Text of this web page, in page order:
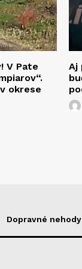
V Pate
okrese
Aj
Dopravné nehody